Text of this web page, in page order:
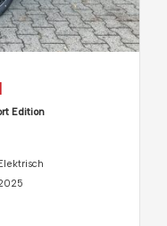
Edition
Elektrisch